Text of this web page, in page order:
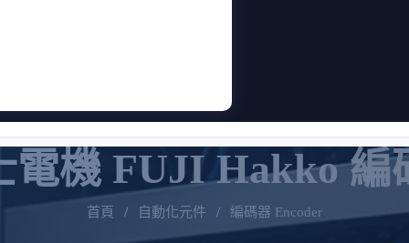
電機 FUJI Hakko 編
首頁 / 自動化元件 / 編碼器 Encoder